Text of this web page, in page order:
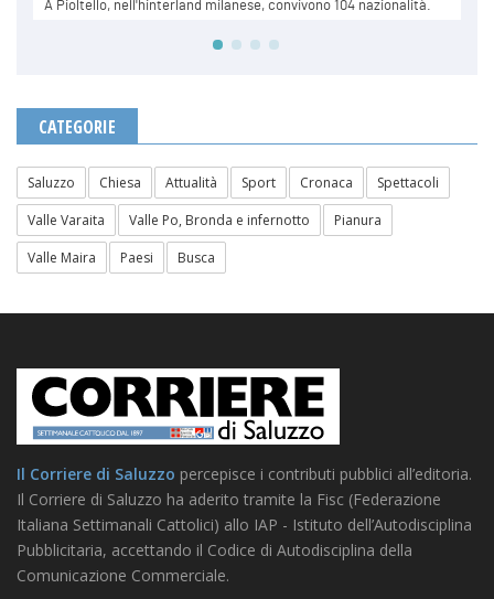
CATEGORIE
Saluzzo Chiesa Attualità Sport Cronaca
Spettacoli
Valle Varaita
Valle Po, Bronda e infernotto
Pianura
Valle Maira
Paesi Busca
Il Corriere di Saluzzo percepisce i contributi pubblici all’editoria.
Il Corriere di Saluzzo ha aderito tramite la Fisc (Federazione
Italiana Settimanali Cattolici) allo IAP - Istituto dell’Autodisciplina
Pubblicitaria, accettando il Codice di Autodisciplina della
Comunicazione Commerciale.